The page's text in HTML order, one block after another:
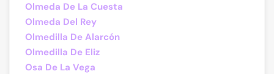
Olmeda De La Cuesta
Olmeda Del Rey
Olmedilla De Alarcón
Olmedilla De Eliz
Osa De La Vega